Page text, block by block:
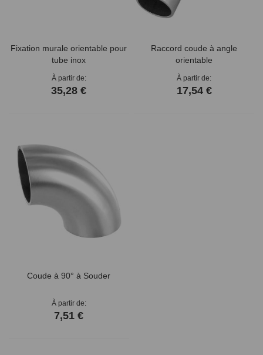
Fixation murale orientable pour
tube inox
À partir de
35,28 €
Raccord coude à angle
orientable
À partir de
17,54 €
Coude à 90° à Souder
À partir de
7,51 €